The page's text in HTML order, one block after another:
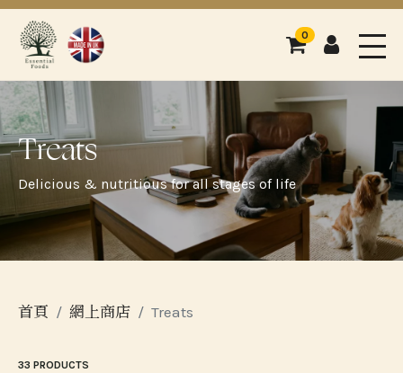
購物車
0 登入
Treats
Delicious & nutritious for all stages of life
首頁 網上商店 Treats
33 PRODUCTS